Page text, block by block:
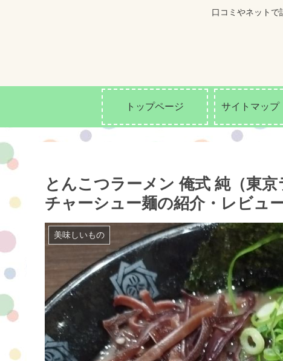
口コミやネットで
トップページ サイトマップ
とんこつラーメン 俺式 純（東
チャーシュー麺の紹介・レビュー
美味しいもの